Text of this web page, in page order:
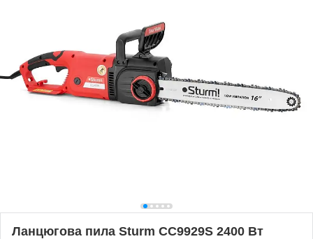
Ланцюгова пила Sturm CC9929S 2400 Вт